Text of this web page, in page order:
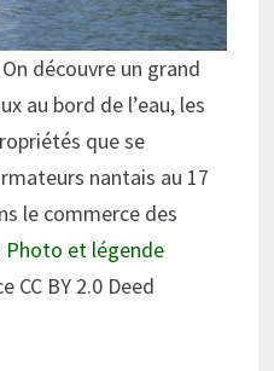
découvre un grand
au bord de l’eau, les
que se
nantais au 17
le commerce des
Photo et légende
CC BY 2.0 Deed